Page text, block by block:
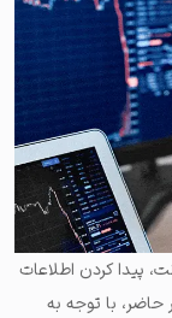
پیدا کردن اطلاعات
با توجه به